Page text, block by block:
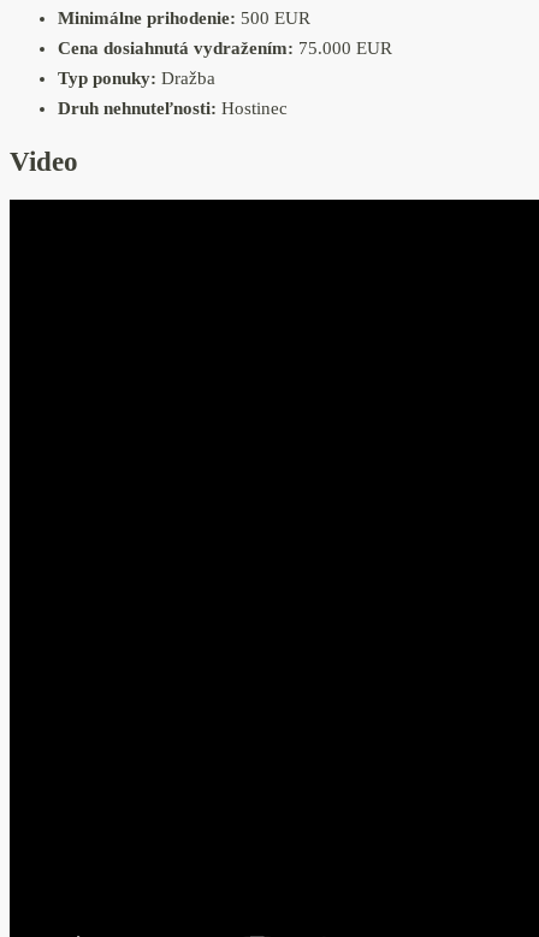
Minimálne prihodenie: 500 EUR
Cena dosiahnutá vydražením: 75.000 EUR
Typ ponuky: Dražba
Druh nehnuteľnosti: Hostinec
Video